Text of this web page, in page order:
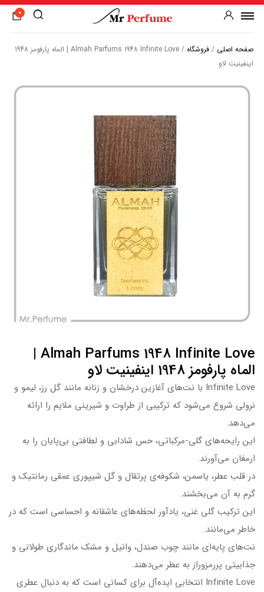
0
صفحه اصلی / فروشگاه /
Almah Parfums 1948 Infinite Love | الماه پارفومز 1948
اینفینیت لاو
Almah Parfums 1948 Infinite Love |
الماه پارفومز 1948 اینفینیت لاو
Infinite Love با نت‌های آغازین درخشان و زنانه مانند گل رز، لیمو و
نرولی شروع می‌شود که ترکیبی از طراوت و شیرینی ملایم را ارائه
می‌دهد.
این رایحه‌های گلی-مرکباتی، حس شادابی و لطافتی بی‌پایان را به
ارمغان می‌آورند.
در قلب عطر، یاسمن، شکوفه‌ی پرتقال و گل شیپوری عمقی رمانتیک و
گرم به آن می‌بخشند.
این ترکیب گلی غنی، یادآور لحظه‌های عاشقانه و احساسی است که در
خاطر می‌مانند.
نت‌های پایه‌ای مانند چوب صندل، وانیل و مشک ماندگاری طولانی و
جذابیتی پررمزوراز به عطر می‌دهند.
Infinite Love انتخابی ایده‌آل برای کسانی است که به دنبال عطری